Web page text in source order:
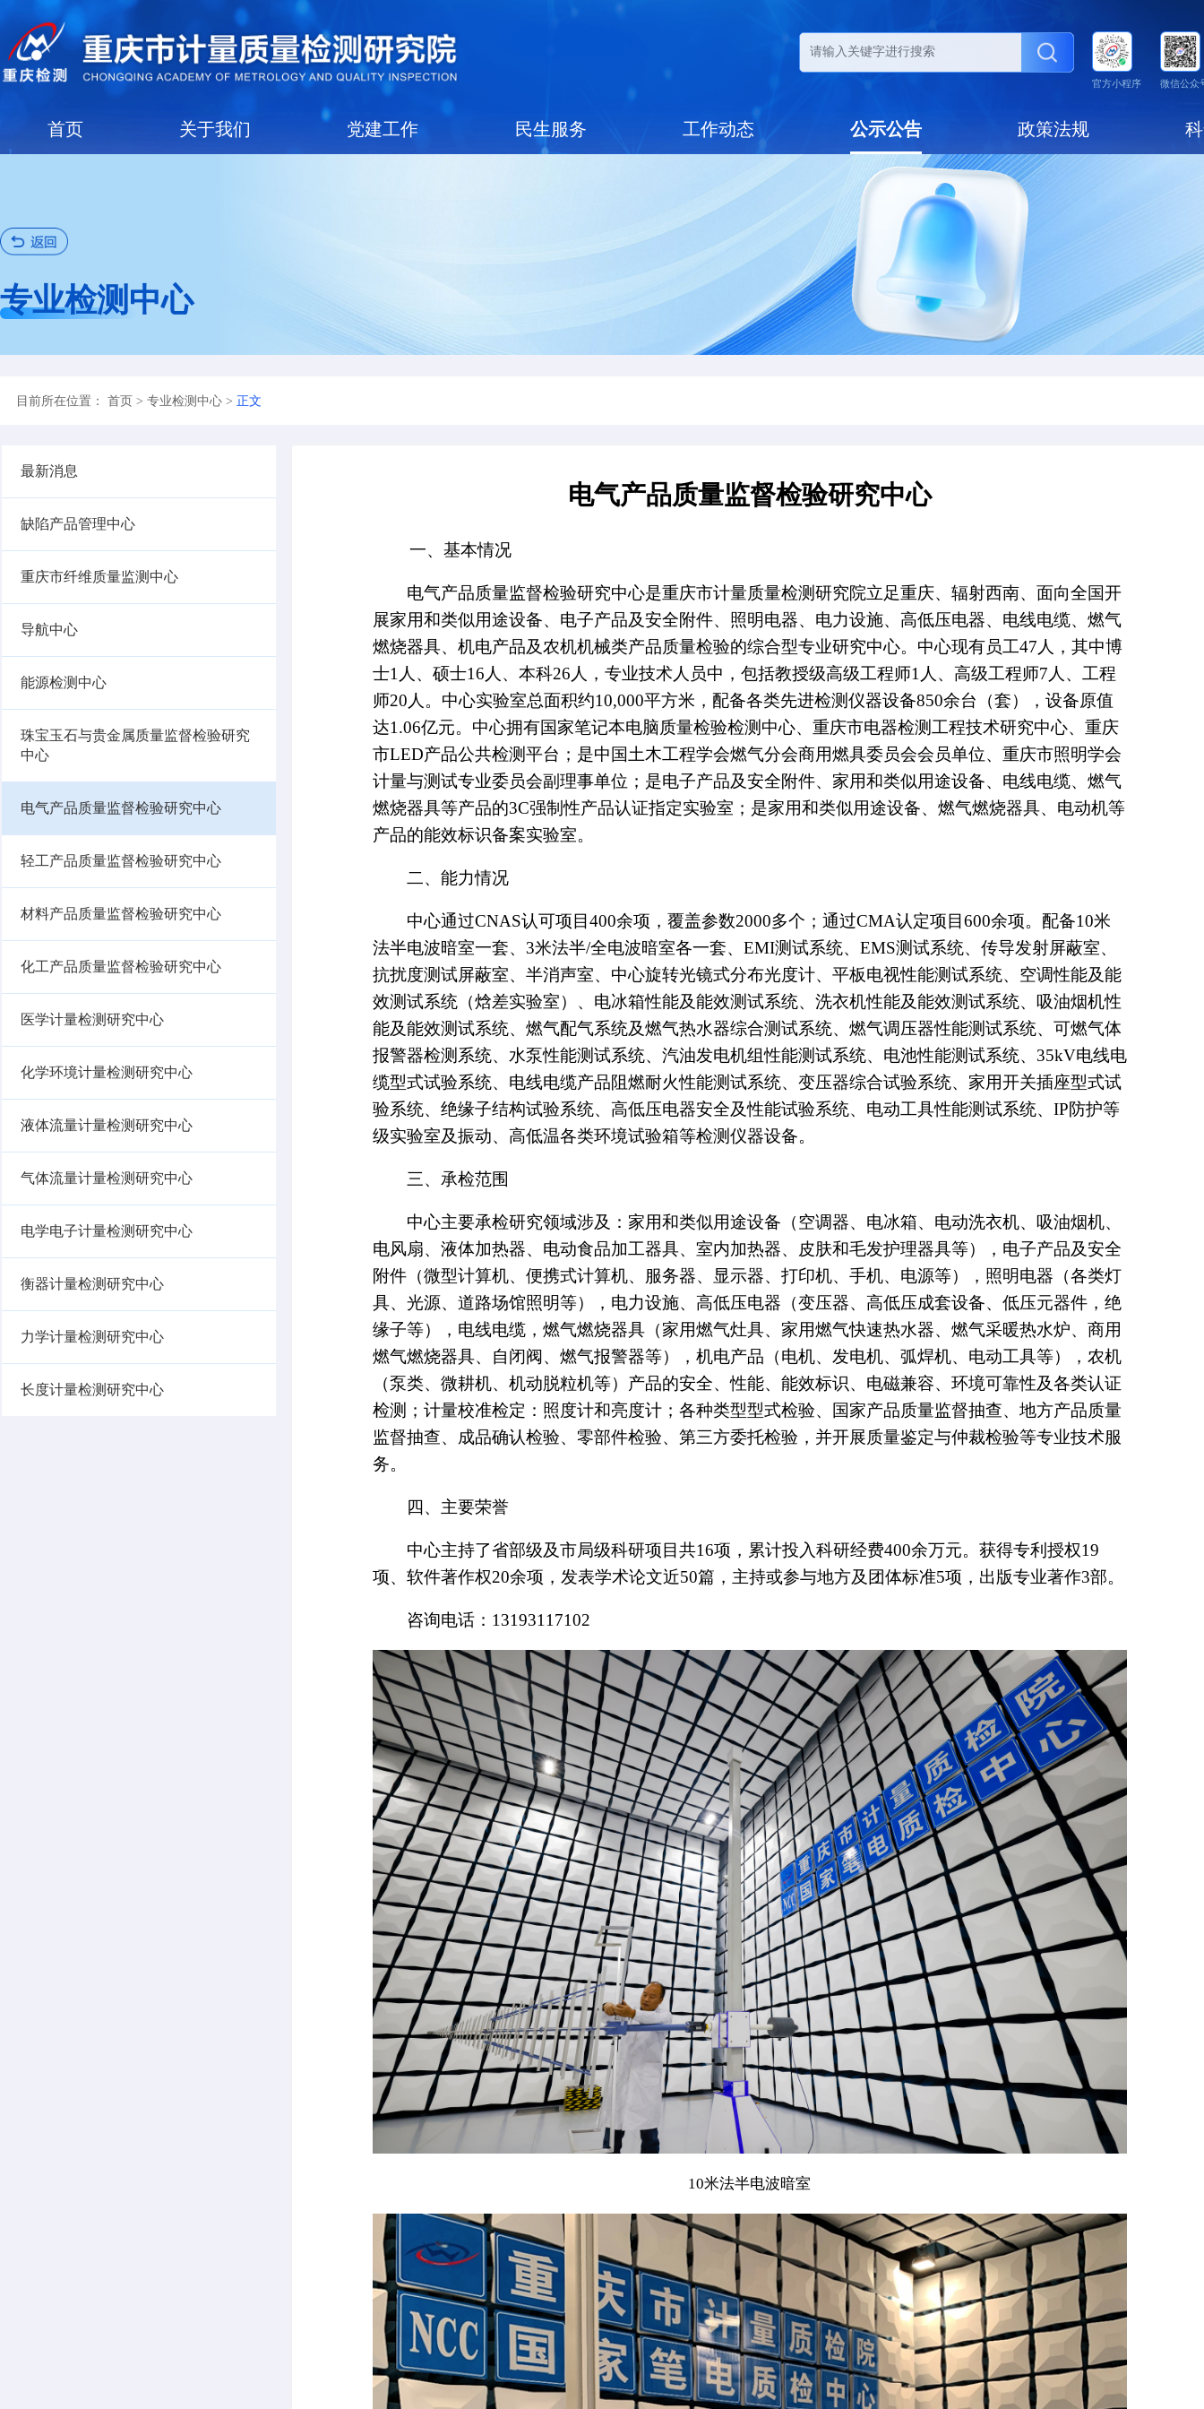
首页 关于我们 党建工作 民生服务 公示公告 政策法
最新消息
缺陷产品管理中心
重庆市纤维质量监测中心
能源检测中心
珠宝玉石与贵金属质量监督检验研究
中心
轻工产品质量监督检验研究中心
材料产品质量监督检验研究中心
化工产品质量监督检验研究中心
医学计量检测研究中心
气体流量计量检测研究中心
电学电子计量检测研究中心
一、基本情况
电气产品质量监督检验研究中心是重庆市计量质量检测研究院立足重庆、辐射西南、面向
展家用和类似用途设备、电子产品及安全附件、照明电器、电力设施、高低压电器、电线电缆
燃烧器具、机电产品及农机机械类产品质量检验的综合型专业研究中心。中心现有员工47人，
士1人、硕士16人、本科26人，专业技术人员中，包括教授级高级工程师1人、高级工程师7人
师20人。中心实验室总面积约10,000平方米，配备各类先进检测仪器设备850余台（套），设备
达1.06亿元。中心拥有国家笔记本电脑质量检验检测中心、重庆市电器检测工程技术研究中心
市LED产品公共检测平台；是中国土木工程学会燃气分会商用燃具委员会会员单位、重庆市照
计量与测试专业委员会副理事单位；是电子产品及安全附件、家用和类似用途设备、电线电缆
产品的能效标识备案实验室。
二、能力情况
中心通过CNAS认可项目400余项，覆盖参数2000多个；通过CMA认定项目600余项。配备
法半电波暗室一套、3米法半/全电波暗室各一套、EMI测试系统、EMS测试系统、传导发射屏
抗扰度测试屏蔽室、半消声室、中心旋转光镜式分布光度计、平板电视性能测试系统、空调性
效测试系统（焓差实验室）、电冰箱性能及能效测试系统、洗衣机性能及能效测试系统、吸油
能及能效测试系统、燃气配气系统及燃气热水器综合测试系统、燃气调压器性能测试系统、可
报警器检测系统、水泵性能测试系统、汽油发电机组性能测试系统、电池性能测试系统、35kV
验系统、绝缘子结构试验系统、高低压电器安全及性能试验系统、电动工具性能测试系统、IP
级实验室及振动、高低温各类环境试验箱等检测仪器设备。
三、承检范围
中心主要承检研究领域涉及：家用和类似用途设备（空调器、电冰箱、电动洗衣机、吸油
电风扇、液体加热器、电动食品加工器具、室内加热器、皮肤和毛发护理器具等），电子产品
附件（微型计算机、便携式计算机、服务器、显示器、打印机、手机、电源等），照明电器（
具、光源、道路场馆照明等），电力设施、高低压电器（变压器、高低压成套设备、低压元器
燃气燃烧器具、自闭阀、燃气报警器等），机电产品（电机、发电机、弧焊机、电动工具等）
（泵类、微耕机、机动脱粒机等）产品的安全、性能、能效标识、电磁兼容、环境可靠性及各
检测；计量校准检定：照度计和亮度计；各种类型型式检验、国家产品质量监督抽查、地方产
务。
四、主要荣誉
中心主持了省部级及市局级科研项目共16项，累计投入科研经费400余万元。获得专利授
项、软件著作权20余项，发表学术论文近50篇，主持或参与地方及团体标准5项，出版专业著
咨询电话：13193117102